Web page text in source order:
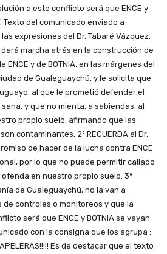
a este conflicto será que ENCE y
Texto del comunicado enviado a
las expresiones del Dr. Tabaré Vázquez,
marcha atrás en la construcción de
ENCE y de BOTNIA, en las márgenes del
de Gualeguaychú, y le solicita que
al que le prometió defender el
y que no mienta, a sabiendas, al
propio suelo, afirmando que las
contaminantes. 2º RECUERDA al Dr.
de hacer de la lucha contra ENCE
por lo que no puede permitir callado
en nuestro propio suelo. 3º
de Gualeguaychú, no la van a
controles o monitoreos y que la
será que ENCE y BOTNIA se vayan
con la consigna que los agrupa :
Es de destacar que el texto